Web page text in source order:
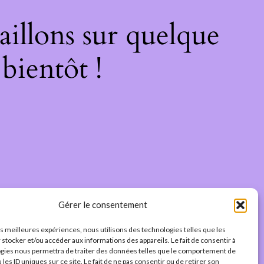
Gérer le consentement
meilleures expériences, nous utilisons des technologies telles que les
et/ou accéder aux informations des appareils. Le fait de consentir à
nous permettra de traiter des données telles que le comportement de
les ID uniques sur ce site. Le fait de ne pas consentir ou de retirer son
sur quelque
!